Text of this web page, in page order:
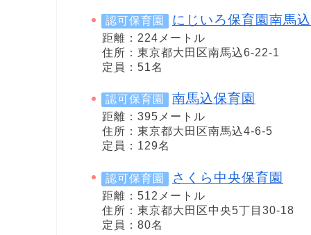
認可保育園 にじいろ保育園南馬
距離：224メートル
住所：東京都大田区南馬込6-22-1
定員：51名
認可保育園 南馬込保育園
距離：395メートル
住所：東京都大田区南馬込4-6-5
定員：129名
認可保育園 さくら中央保育園
距離：512メートル
住所：東京都大田区中央5丁目30-18
定員：80名